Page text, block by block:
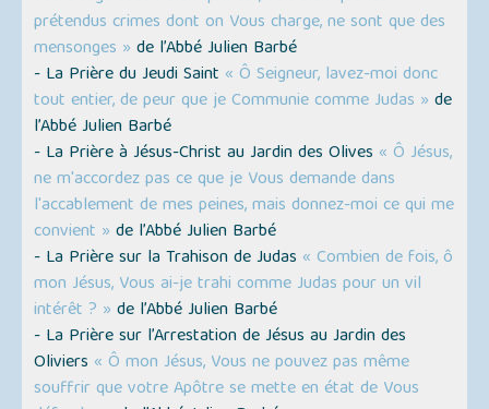
prétendus crimes dont on Vous charge, ne sont que des
mensonges » de l’Abbé Julien Barbé
- La Prière du Jeudi Saint « Ô Seigneur, lavez-moi donc
tout entier, de peur que je Communie comme Judas » de
l’Abbé Julien Barbé
- La Prière à Jésus-Christ au Jardin des Olives « Ô Jésus,
ne m'accordez pas ce que je Vous demande dans
l'accablement de mes peines, mais donnez-moi ce qui me
convient » de l’Abbé Julien Barbé
- La Prière sur la Trahison de Judas « Combien de fois, ô
mon Jésus, Vous ai-je trahi comme Judas pour un vil
intérêt ? » de l’Abbé Julien Barbé
- La Prière sur l’Arrestation de Jésus au Jardin des
Oliviers « Ô mon Jésus, Vous ne pouvez pas même
souffrir que votre Apôtre se mette en état de Vous